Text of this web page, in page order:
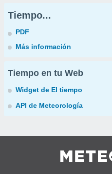
Tiempo...
PDF
Más información
Tiempo en tu Web
Widget de El tiempo
API de Meteorología